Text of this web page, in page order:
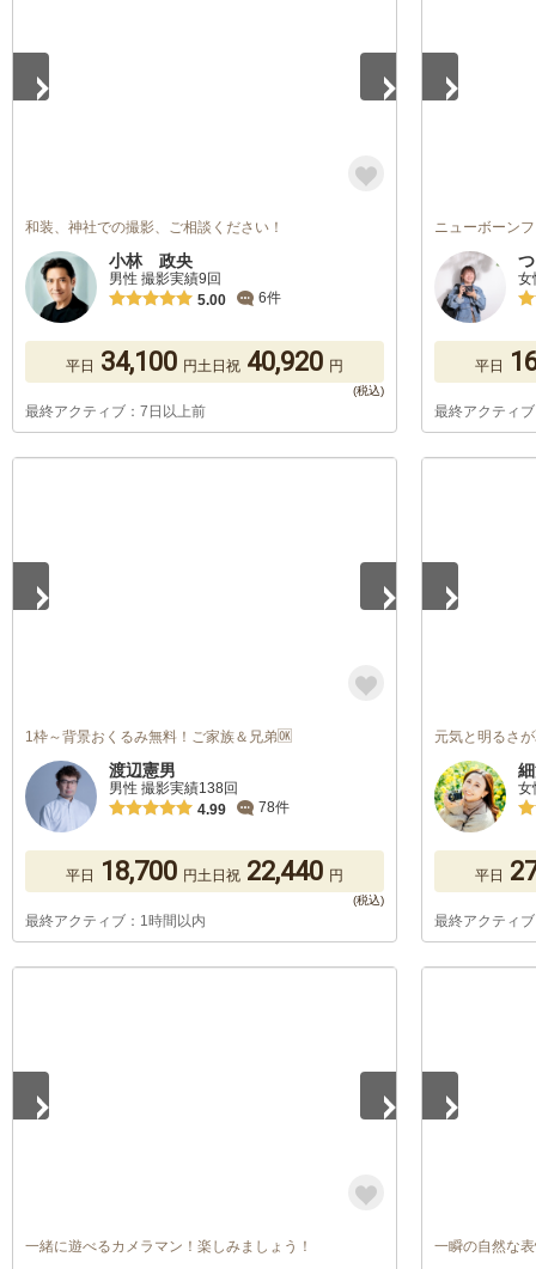
和装、神社での撮影、ご相談ください！
小林 政央
男性 撮影実績9回
5.00
6件
平日 34,100 円土日祝 40,920 円
最終アクティブ：7日以上前
ニューボーン
女
平日
最終アクティ
1枠～背景おくるみ無料！ご家族＆兄弟🆗
渡辺憲男
男性 撮影実績138回
4.99
78件
平日 18,700 円土日祝 22,440 円
最終アクティブ：1時間以内
元気と明るさ
女
平日
最終アクティ
一緒に遊べるカメラマン！楽しみましょう！ 一瞬の自然な